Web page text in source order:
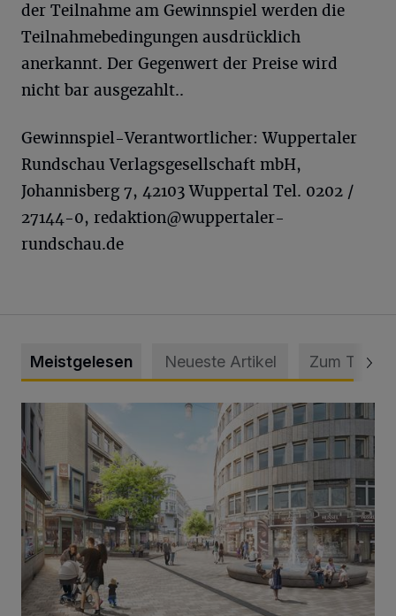
der Teilnahme am Gewinnspiel werden die
Teilnahmebedingungen ausdrücklich
anerkannt. Der Gegenwert der Preise wird
nicht bar ausgezahlt..
Gewinnspiel-Verantwortlicher: Wuppertaler
Rundschau Verlagsgesellschaft mbH,
Johannisberg 7, 42103 Wuppertal Tel. 0202 /
27144-0, redaktion@wuppertaler-
rundschau.de
Meistgelesen Neueste Artikel Zum Thema
Ein neuer Brunnen für die Alte Freiheit